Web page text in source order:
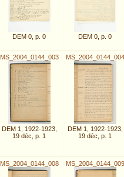
DEM 0, p. 0 DEM 0, p. 0
MS_2004_0144_003
DEM 1, 1922-1923,
19 déc, p. 1
MS_2004_0144_004
DEM 1, 1922-1923,
19 déc, p. 1
MS_2004_0144_008 MS_2004_0144_009